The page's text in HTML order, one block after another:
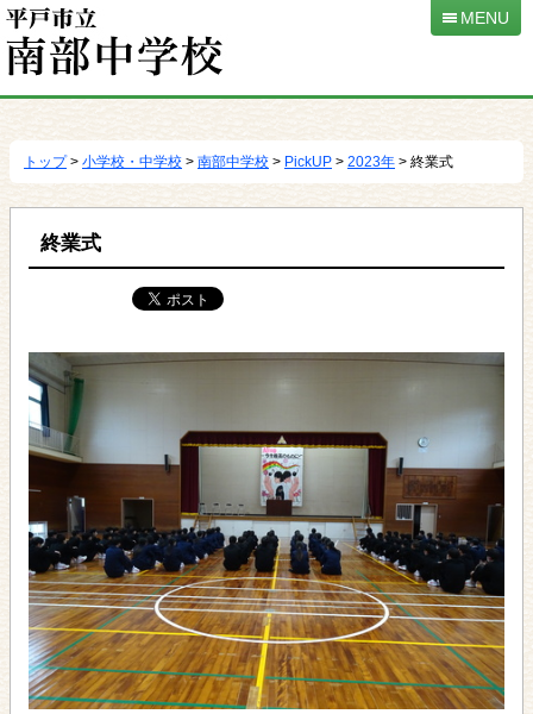
移
MENU
トップ> 小学校・中学校 > 南部中学校 > PickUP > 2023年 > 終業式
終業式